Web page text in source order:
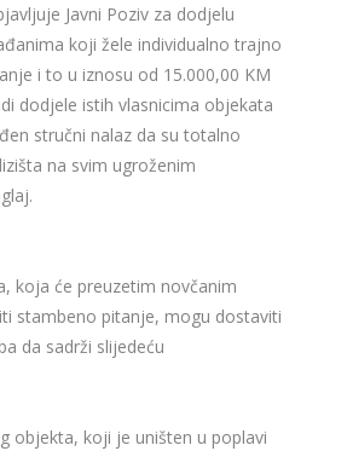
Javni Poziv za dodjelu
koji žele individualno trajno
i to u iznosu od 15.000,00 KM
dodjele istih vlasnicima objekata
stručni nalaz da su totalno
na svim ugroženim
koja će preuzetim novčanim
stambeno pitanje, mogu dostaviti
da sadrži slijedeću
objekta, koji je uništen u poplavi